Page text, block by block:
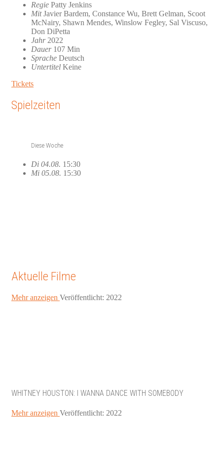
Regie Patty Jenkins
MitJavier Bardem, Constance Wu, Brett Gelman, Scoot
McNairy, Shawn Mendes, Winslow Fegley, Sal Viscuso,
Don DiPetta
Jahr2022
Dauer107 Min
Sprache Deutsch
Untertitel Keine
Tickets
Spielzeiten
Diese Woche
Di 04.08. 15:30
Mi 05.08. 15:30
Aktuelle Filme
Mehr anzeigen Veröffentlicht: 2022
WHITNEY HOUSTON: I WANNA DANCE WITH SOMEBODY
Mehr anzeigen Veröffentlicht: 2022